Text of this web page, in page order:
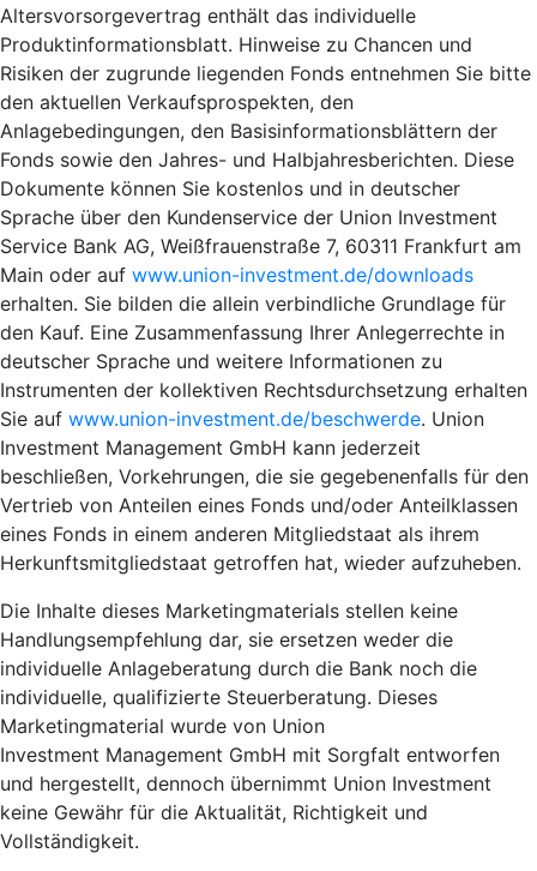
Altersvorsorgevertrag enthält das individuelle
Produktinformationsblatt. Hinweise zu Chancen und
Risiken der zugrunde liegenden Fonds entnehmen Sie bitte
den aktuellen Verkaufsprospekten, den
Anlagebedingungen, den Basisinformationsblättern der
Fonds sowie den Jahres- und Halbjahresberichten. Diese
Dokumente können Sie kostenlos und in deutscher
Sprache über den Kundenservice der Union Investment
Service Bank AG, Weißfrauenstraße 7, 60311 Frankfurt am
Main oder auf www.union-investment.de/downloads
erhalten. Sie bilden die allein verbindliche Grundlage für
den Kauf. Eine Zusammenfassung Ihrer Anlegerrechte in
deutscher Sprache und weitere Informationen zu
Instrumenten der kollektiven Rechtsdurchsetzung erhalten
Sie auf www.union-investment.de/beschwerde. Union
Investment Management GmbH kann jederzeit
beschließen, Vorkehrungen, die sie gegebenenfalls für den
Vertrieb von Anteilen eines Fonds und/oder Anteilklassen
eines Fonds in einem anderen Mitgliedstaat als ihrem
Herkunftsmitgliedstaat getroffen hat, wieder aufzuheben.
Die Inhalte dieses Marketingmaterials stellen keine
Handlungsempfehlung dar, sie ersetzen weder die
individuelle Anlageberatung durch die Bank noch die
individuelle, qualifizierte Steuerberatung. Dieses
Marketingmaterial wurde von Union
Investment Management GmbH mit Sorgfalt entworfen
und hergestellt, dennoch übernimmt Union Investment
keine Gewähr für die Aktualität, Richtigkeit und
Vollständigkeit.